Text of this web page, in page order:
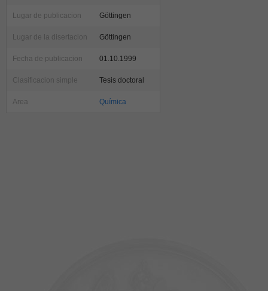
Lugar de publicacion Göttingen
Lugar de la disertacion Göttingen
Fecha de publicacion 01.10.1999
Clasificacion simple Tesis doctoral
Area Química